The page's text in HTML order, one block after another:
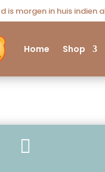
is morgen in huis indien
Home Shop
